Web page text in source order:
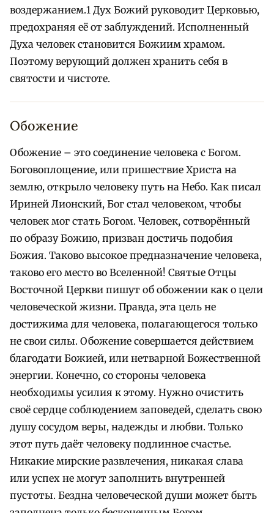
воздержанием.1 Дух Божий руководит Церковью,
предохраняя её от заблуждений. Исполненный
Духа человек становится Божиим храмом.
Поэтому верующий должен хранить себя в
святости и чистоте.
Обожение
Обожение – это соединение человека с Богом.
Боговоплощение, или пришествие Христа на
землю, открыло человеку путь на Небо. Как писал
Ириней Лионский, Бог стал человеком, чтобы
человек мог стать Богом. Человек, сотворённый
по образу Божию, призван достичь подобия
Божия. Таково высокое предназначение человека,
таково его место во Вселенной! Святые Отцы
Восточной Церкви пишут об обожении как о цели
человеческой жизни. Правда, эта цель не
достижима для человека, полагающегося только
не свои силы. Обожение совершается действием
благодати Божией, или нетварной Божественной
энергии. Конечно, со стороны человека
необходимы усилия к этому. Нужно очистить
своё сердце соблюдением заповедей, сделать свою
душу сосудом веры, надежды и любви. Только
этот путь даёт человеку подлинное счастье.
Никакие мирские развлечения, никакая слава
или успех не могут заполнить внутренней
пустоты. Бездна человеческой души может быть